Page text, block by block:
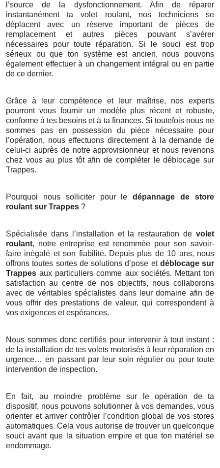
l’source de la dysfonctionnement. Afin de réparer
instantanément ta volet roulant, nos techniciens se
déplacent avec un réserve important de pièces de
remplacement et autres pièces pouvant s’avérer
nécessaires pour toute réparation. Si le souci est trop
sérieux ou que ton système est ancien, nous pouvons
également effectuer à un changement intégral ou en partie
de ce dernier.
Grâce à leur compétence et leur maîtrise, nos experts
pourront vous fournir un modèle plus récent et robuste,
conforme à tes besoins et à ta finances. Si toutefois nous ne
sommes pas en possession du pièce nécessaire pour
l’opération, nous effectuons directement à la demande de
celui-ci auprès de notre approvisionneur et nous revenons
chez vous au plus tôt afin de compléter le déblocage sur
Trappes.
Pourquoi nous solliciter pour ledépannage de store
roulant sur Trappes ?
Spécialisée dans l’installation et la restauration de volet
roulant, notre entreprise est renommée pour son savoir-
faire inégalé et son fiabilité. Depuis plus de 10 ans, nous
offrons toutes sortes de solutions d’pose et déblocage sur
Trappes aux particuliers comme aux sociétés. Mettant ton
satisfaction au centre de nos objectifs, nous collaborons
avec de véritables spécialistes dans leur domaine afin de
vous offrir des prestations de valeur, qui correspondent à
vos exigences et espérances.
Nous sommes donc certifiés pour intervenir à tout instant :
de la installation de tes volets motorisés à leur réparation en
urgence… en passant par leur soin régulier ou pour toute
intervention de inspection.
En fait, au moindre problème sur le opération de ta
dispositif, nous pouvons solutionner à vos demandes, vous
orienter et arriver contrôler l’condition global de vos stores
automatiques. Cela vous autorise de trouver un quelconque
souci avant que la situation empire et que ton matériel se
endommage.